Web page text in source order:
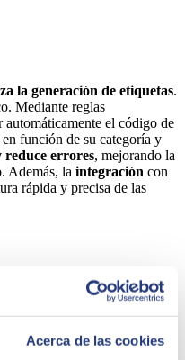
Acerca de las cookies
la generación de etiquetas.
Mediante reglas
automáticamente el código de
función de su categoría y
errores, mejorando la
Además, la integración con
rápida y precisa de las
en una única base de datos